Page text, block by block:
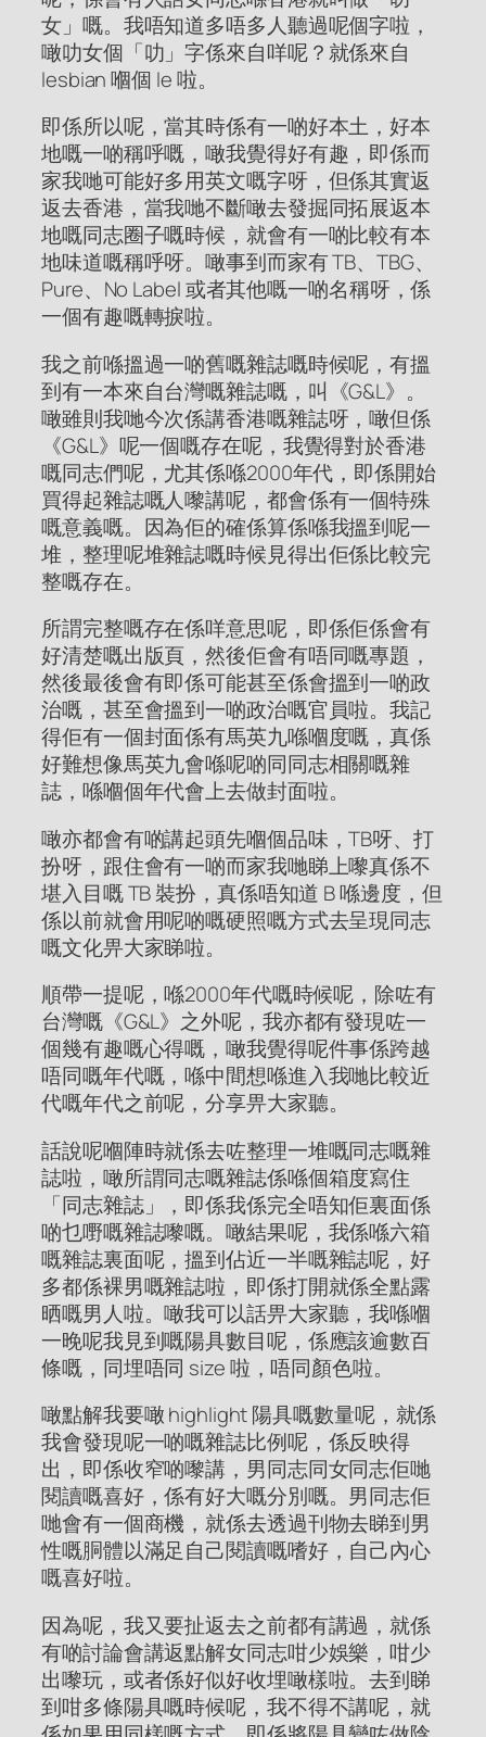
女」嘅。我唔知道多唔多人聽過呢個字啦，
噉叻女個「叻」字係來自咩呢？就係來自
lesbian 嗰個 le 啦。
即係所以呢，當其時係有一啲好本土，好本
地嘅一啲稱呼嘅，噉我覺得好有趣，即係而
家我哋可能好多用英文嘅字呀，但係其實返
返去香港，當我哋不斷噉去發掘同拓展返本
地嘅同志圈子嘅時候，就會有一啲比較有本
地味道嘅稱呼呀。噉事到而家有 TB、TBG、
Pure、No Label 或者其他嘅一啲名稱呀，係
一個有趣嘅轉捩啦。
我之前喺搵過一啲舊嘅雜誌嘅時候呢，有搵
到有一本來自台灣嘅雜誌嘅，叫《G&L》。
噉雖則我哋今次係講香港嘅雜誌呀，噉但係
《G&L》呢一個嘅存在呢，我覺得對於香港
嘅同志們呢，尤其係喺2000年代，即係開始
買得起雜誌嘅人嚟講呢，都會係有一個特殊
嘅意義嘅。因為佢的確係算係喺我搵到呢一
堆，整理呢堆雜誌嘅時候見得出佢係比較完
整嘅存在。
所謂完整嘅存在係咩意思呢，即係佢係會有
好清楚嘅出版頁，然後佢會有唔同嘅專題，
然後最後會有即係可能甚至係會搵到一啲政
治嘅，甚至會搵到一啲政治嘅官員啦。我記
得佢有一個封面係有馬英九喺嗰度嘅，真係
好難想像馬英九會喺呢啲同同志相關嘅雜
誌，喺嗰個年代會上去做封面啦。
噉亦都會有啲講起頭先嗰個品味，TB呀、打
扮呀，跟住會有一啲而家我哋睇上嚟真係不
堪入目嘅 TB 裝扮，真係唔知道 B 喺邊度，但
係以前就會用呢啲嘅硬照嘅方式去呈現同志
嘅文化畀大家睇啦。
順帶一提呢，喺2000年代嘅時候呢，除咗有
台灣嘅《G&L》之外呢，我亦都有發現咗一
個幾有趣嘅心得嘅，噉我覺得呢件事係跨越
唔同嘅年代嘅，喺中間想喺進入我哋比較近
代嘅年代之前呢，分享畀大家聽。
話說呢嗰陣時就係去咗整理一堆嘅同志嘅雜
誌啦，噉所謂同志嘅雜誌係喺個箱度寫住
「同志雜誌」，即係我係完全唔知佢裏面係
啲乜嘢嘅雜誌嚟嘅。噉結果呢，我係喺六箱
嘅雜誌裏面呢，搵到佔近一半嘅雜誌呢，好
多都係裸男嘅雜誌啦，即係打開就係全點露
晒嘅男人啦。噉我可以話畀大家聽，我喺嗰
一晚呢我見到嘅陽具數目呢，係應該逾數百
條嘅，同埋唔同 size 啦，唔同顏色啦。
噉點解我要噉 highlight 陽具嘅數量呢，就係
我會發現呢一啲嘅雜誌比例呢，係反映得
出，即係收窄啲嚟講，男同志同女同志佢哋
閱讀嘅喜好，係有好大嘅分別嘅。男同志佢
哋會有一個商機，就係去透過刊物去睇到男
性嘅胴體以滿足自己閱讀嘅嗜好，自己內心
嘅喜好啦。
因為呢，我又要扯返去之前都有講過，就係
有啲討論會講返點解女同志咁少娛樂，咁少
出嚟玩，或者係好似好收埋噉樣啦。去到睇
到咁多條陽具嘅時候呢，我不得不講呢，就